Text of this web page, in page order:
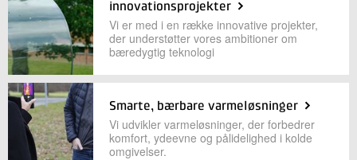
innovationsprojekter
Vi er med i en række innovative projekter,
der understøtter vores ambitioner om
bæredygtig teknologi
Smarte, bærbare varmeløsninger
Vi udvikler varmeløsninger, der forbedrer
komfort, ydeevne og pålidelighed i kolde
omgivelser.